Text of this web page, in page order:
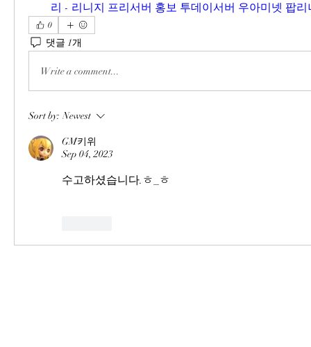
리 - 리니지 프리서버 홍보 투데이서버 우아미넷 팝리
0
댓글 1개
Write a comment...
Sort by: Newest
GM키위
Sep 04, 2023
수고하셨습니다.ㅎ_ㅎ